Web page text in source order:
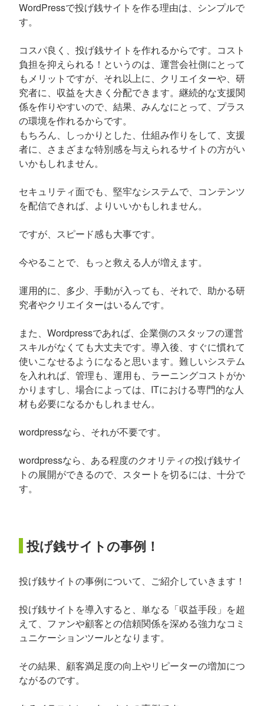
WordPressで投げ銭サイトを作る理由は、シンプルで
す。
コスパ良く、投げ銭サイトを作れるからです。コスト
負担を抑えられる！というのは、運営会社側にとって
もメリットですが、それ以上に、クリエイターや、研
究者に、収益を大きく分配できます。継続的な支援関
係を作りやすいので、結果、みんなにとって、プラス
の環境を作れるからです。
もちろん、しっかりとした、仕組み作りをして、支援
者に、さまざまな特別感を与えられるサイトの方がい
いかもしれません。
セキュリティ面でも、堅牢なシステムで、コンテンツ
を配信できれば、よりいいかもしれません。
ですが、スピード感も大事です。
今やることで、もっと救える人が増えます。
運用的に、多少、手動が入っても、それで、助かる研
究者やクリエイターはいるんです。
また、Wordpressであれば、企業側のスタッフの運営
スキルがなくても大丈夫です。導入後、すぐに慣れて
使いこなせるようになると思います。難しいシステム
を入れれば、管理も、運用も、ラーニングコストがか
かりますし、場合によっては、ITにおける専門的な人
材も必要になるかもしれません。
wordpressなら、それが不要です。
wordpressなら、ある程度のクオリティの投げ銭サイ
トの展開ができるので、スタートを切るには、十分で
す。
投げ銭サイトの事例！
投げ銭サイトの事例について、ご紹介していきます！
投げ銭サイトを導入すると、単なる「収益手段」を超
えて、ファンや顧客との信頼関係を深める強力なコミ
ュニケーションツールとなります。
その結果、顧客満足度の向上やリピーターの増加につ
ながるのです。